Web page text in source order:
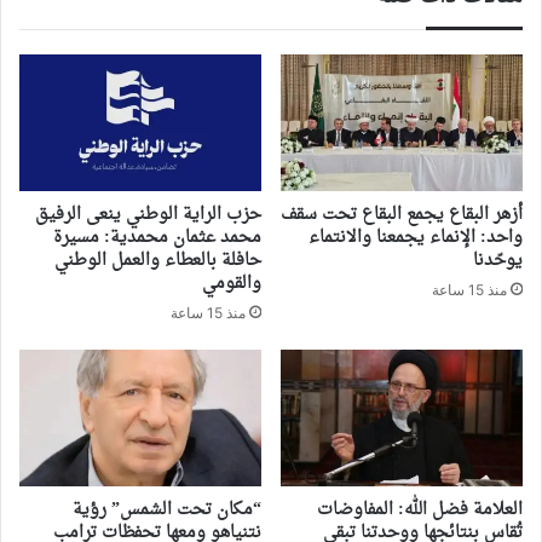
أزهر البقاع يجمع البقاع تحت سقف
واحد: الإنماء يجمعنا والانتماء
يوحّدنا
منذ 15 ساعة
حزب الراية الوطني ينعى الرفيق
محمد عثمان محمدية: مسيرة
حافلة بالعطاء والعمل الوطني
والقومي
منذ 15 ساعة
العلامة فضل الله: المفاوضات
تُقاس بنتائجها ووحدتنا تبقى
“مكان تحت الشمس” رؤية
نتنياهو ومعها تحفظات ترامب